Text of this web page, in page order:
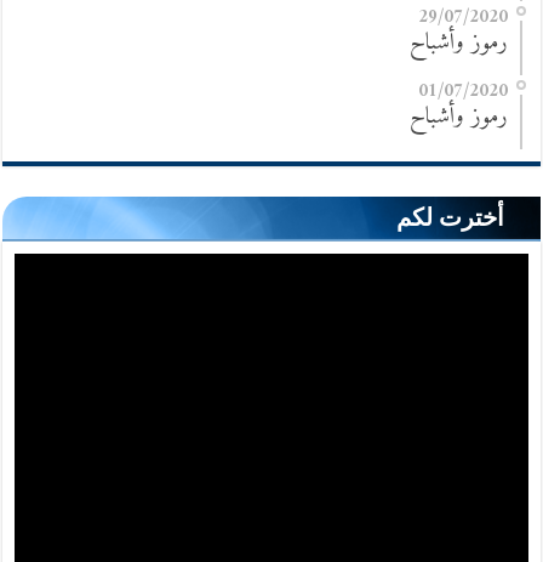
29/07/2020
رموز وأشباح
01/07/2020
رموز وأشباح
أخترت لكم